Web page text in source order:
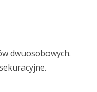
dwuosobowych.